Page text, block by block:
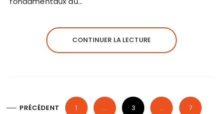
CONTINUER LA LECTURE
PRÉCÉDENT 1 … 3 … 7